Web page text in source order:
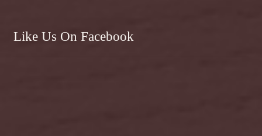
Like Us On Facebook